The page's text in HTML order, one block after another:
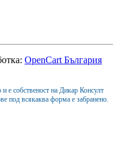
OpenCart България
е собственост на Дикар Консулт
под всякаква форма е забранено.